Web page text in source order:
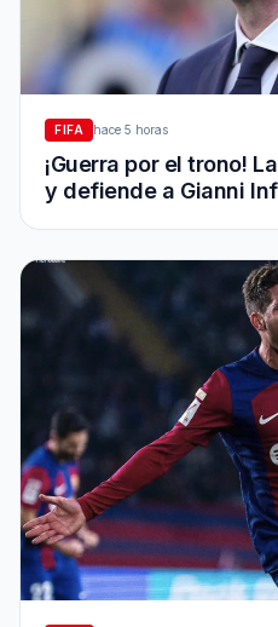
FIFA hace 5 horas
¡Guerra por el trono!
y defiende a Gianni